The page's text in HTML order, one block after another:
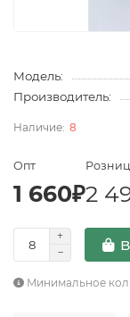
Модель:
Производитель:
8
Опт
1 660₽2
Минимальное